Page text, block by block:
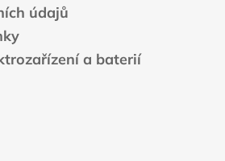
údajů
a baterií